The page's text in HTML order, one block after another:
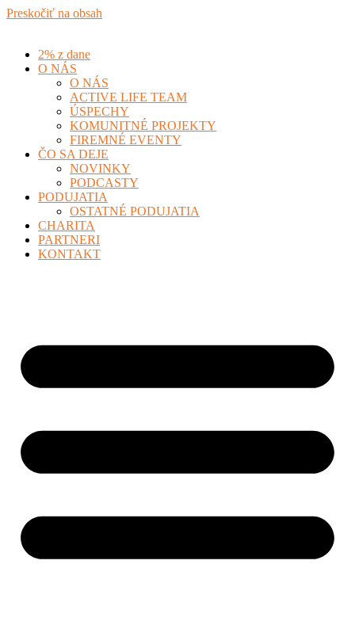
Preskočiť na obsah
2% z dane
O NÁS
O NÁS
ACTIVE LIFE TEAM
ÚSPECHY
KOMUNITNÉ PROJEKTY
FIREMNÉ EVENTY
ČO SA DEJE
NOVINKY
PODCASTY
PODUJATIA
OSTATNÉ PODUJATIA
CHARITA
PARTNERI
KONTAKT